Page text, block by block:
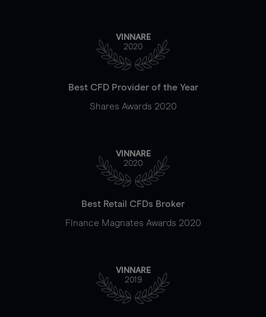
VINNARE
2020
Best CFD Provider of the Year
Shares Awards 2020
VINNARE
2020
Best Retail CFDs Broker
Finance Magnates Awards 2020
VINNARE
2019